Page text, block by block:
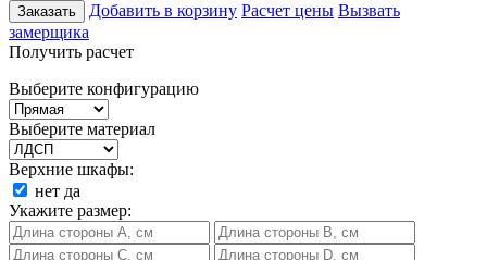
Заказать Добавить в корзину Расчет цены Вызвать
замерщика
Получить расчет
Выберите конфигурацию
Выберите материал
Верхние шкафы:
нет да
Укажите размер: